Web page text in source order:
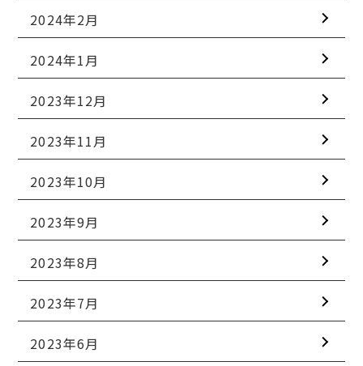
2024年2月
2024年1月
2023年12月
2023年11月
2023年10月
2023年9月
2023年8月
2023年7月
2023年6月